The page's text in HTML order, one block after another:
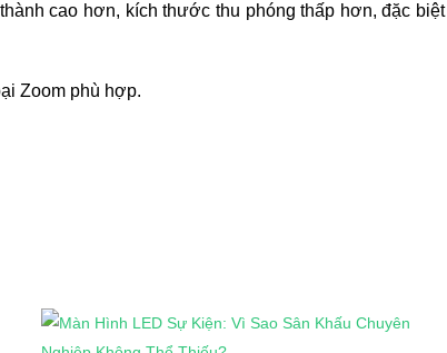
cao hơn, kích thước thu phóng thấp hơn, đặc
Zoom phù hợp.